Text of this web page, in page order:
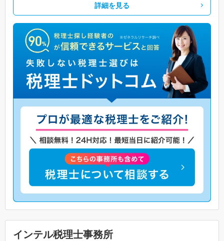
詳細を見る
インテル税理士事務所